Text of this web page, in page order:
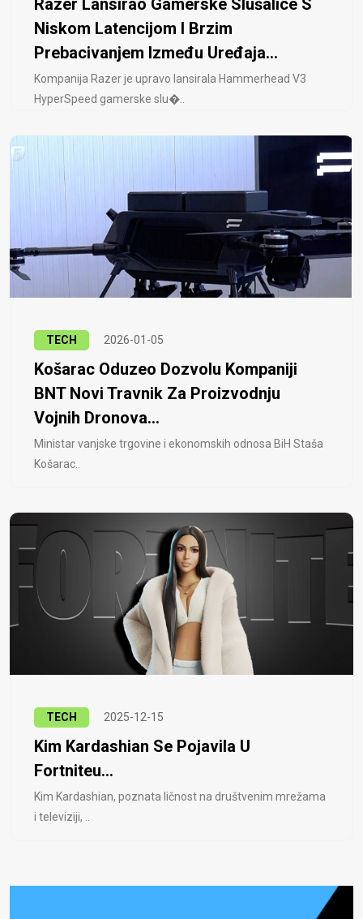
Niskom Latencijom I Brzim
Prebacivanjem Između Uređaja...
Kompanija Razer je upravo lansirala Hammerhead V3
HyperSpeed ​​gamerske slu�..
TECH 2026-01-05
Košarac Oduzeo Dozvolu Kompaniji
BNT Novi Travnik Za Proizvodnju
Vojnih Dronova...
Ministar vanjske trgovine i ekonomskih odnosa BiH Staša
Košarac..
TECH 2025-12-15
Kim Kardashian Se Pojavila U
Fortniteu...
Kim Kardashian, poznata ličnost na društvenim mrežama
i televiziji, ..